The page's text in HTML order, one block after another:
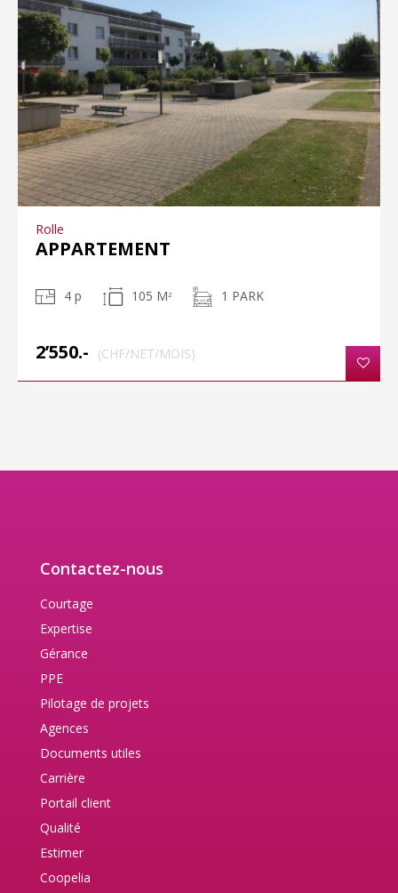
Rolle
APPARTEMENT
4 p 105 M 2 1 PARK
2’550.- (CHF/NET/MOIS)
Contactez-nous
Courtage
Expertise
Gérance
PPE
Pilotage de projets
Agences
Documents utiles
Carrière
Portail client
Qualité
Estimer
Coopelia